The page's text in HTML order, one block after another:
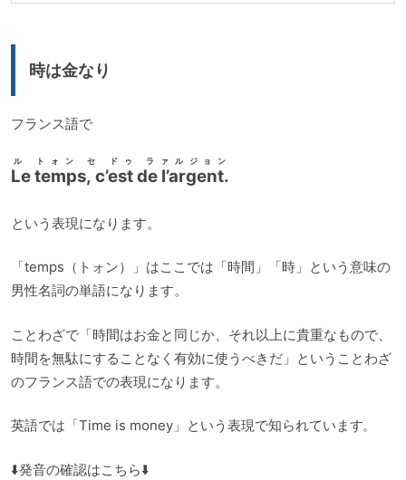
時は金なり
フランス語で
Le temps, c’est de l’argent.
ル トォン セ ドゥ ラァルジョン
という表現になります。
「temps（トォン）」はここでは「時間」「時」という意味の
男性名詞の単語になります。
ことわざで「時間はお金と同じか、それ以上に貴重なもので、
時間を無駄にすることなく有効に使うべきだ」ということわざ
のフランス語での表現になります。
英語では「Time is money」という表現で知られています。
⬇️発音の確認はこちら⬇️